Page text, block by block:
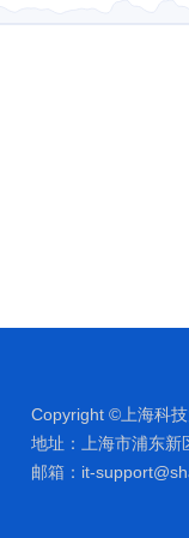
Copyright ©上海科
地址：上海市浦东新
邮箱：it-